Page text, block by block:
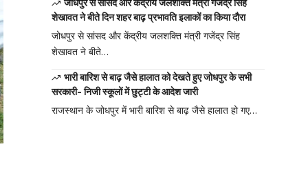
जोधपुर से सांसद और केंद्रीय जलशक्ति मंत्री गजेंद्र सिंह
शेखावत ने बीते दिन शहर बाढ़ प्रभावति इलाकों का किया दौरा
जोधपुर से सांसद और केंद्रीय जलशक्ति मंत्री गजेंद्र सिंह
शेखावत ने बीते…
भारी बारिश से बाढ़ जैसे हालात को देखते हुए जोधपुर के सभी
सरकारी- निजी स्कूलों में छुट्टी के आदेश जारी
राजस्थान के जोधपुर में भारी बारिश से बाढ़ जैसे हालात हो गए…